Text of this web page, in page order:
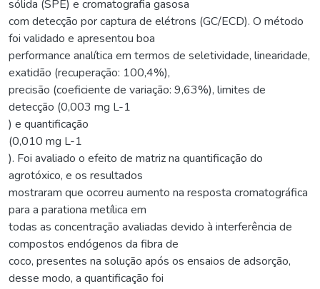
sólida (SPE) e cromatografia gasosa
com detecção por captura de elétrons (GC/ECD). O método
foi validado e apresentou boa
performance analítica em termos de seletividade, linearidade,
exatidão (recuperação: 100,4%),
precisão (coeficiente de variação: 9,63%), limites de
detecção (0,003 mg L-1
) e quantificação
(0,010 mg L-1
). Foi avaliado o efeito de matriz na quantificação do
agrotóxico, e os resultados
mostraram que ocorreu aumento na resposta cromatográfica
para a parationa metílica em
todas as concentração avaliadas devido à interferência de
compostos endógenos da fibra de
coco, presentes na solução após os ensaios de adsorção,
desse modo, a quantificação foi